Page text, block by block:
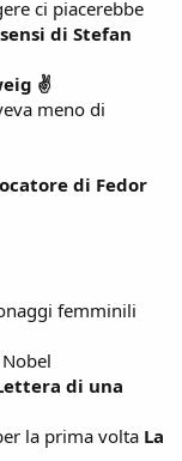
ci piacerebbe
di Stefan
✌
meno di
di Fedor
femminili
di una
la prima volta La